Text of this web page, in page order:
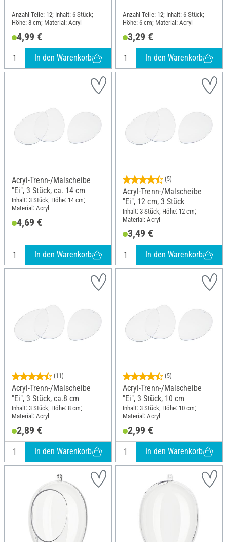
Anzahl Teile: 12; Inhalt: 6 Stück;
Höhe: 8 cm; Material: Acryl
4,99 €
In den Warenkorb
Anzahl Teile: 12; Inhalt: 6 Stück;
Höhe: 6 cm; Material: Acryl
3,29 €
In den Warenkorb
Acryl-Trenn-/Malscheibe
"Ei", 3 Stück, ca. 14 cm
Inhalt: 3 Stück; Höhe: 14 cm;
Material: Acryl
4,69 €
In den Warenkorb
(5)
Acryl-Trenn-/Malscheibe
"Ei", 12 cm, 3 Stück
Inhalt: 3 Stück; Höhe: 12 cm;
Material: Acryl
3,49 €
In den Warenkorb
(11)
Acryl-Trenn-/Malscheibe
"Ei", 3 Stück, ca.8 cm
Inhalt: 3 Stück; Höhe: 8 cm;
Material: Acryl
2,89 €
In den Warenkorb
(5)
Acryl-Trenn-/Malscheibe
"Ei", 3 Stück, 10 cm
Inhalt: 3 Stück; Höhe: 10 cm;
Material: Acryl
2,99 €
In den Warenkorb